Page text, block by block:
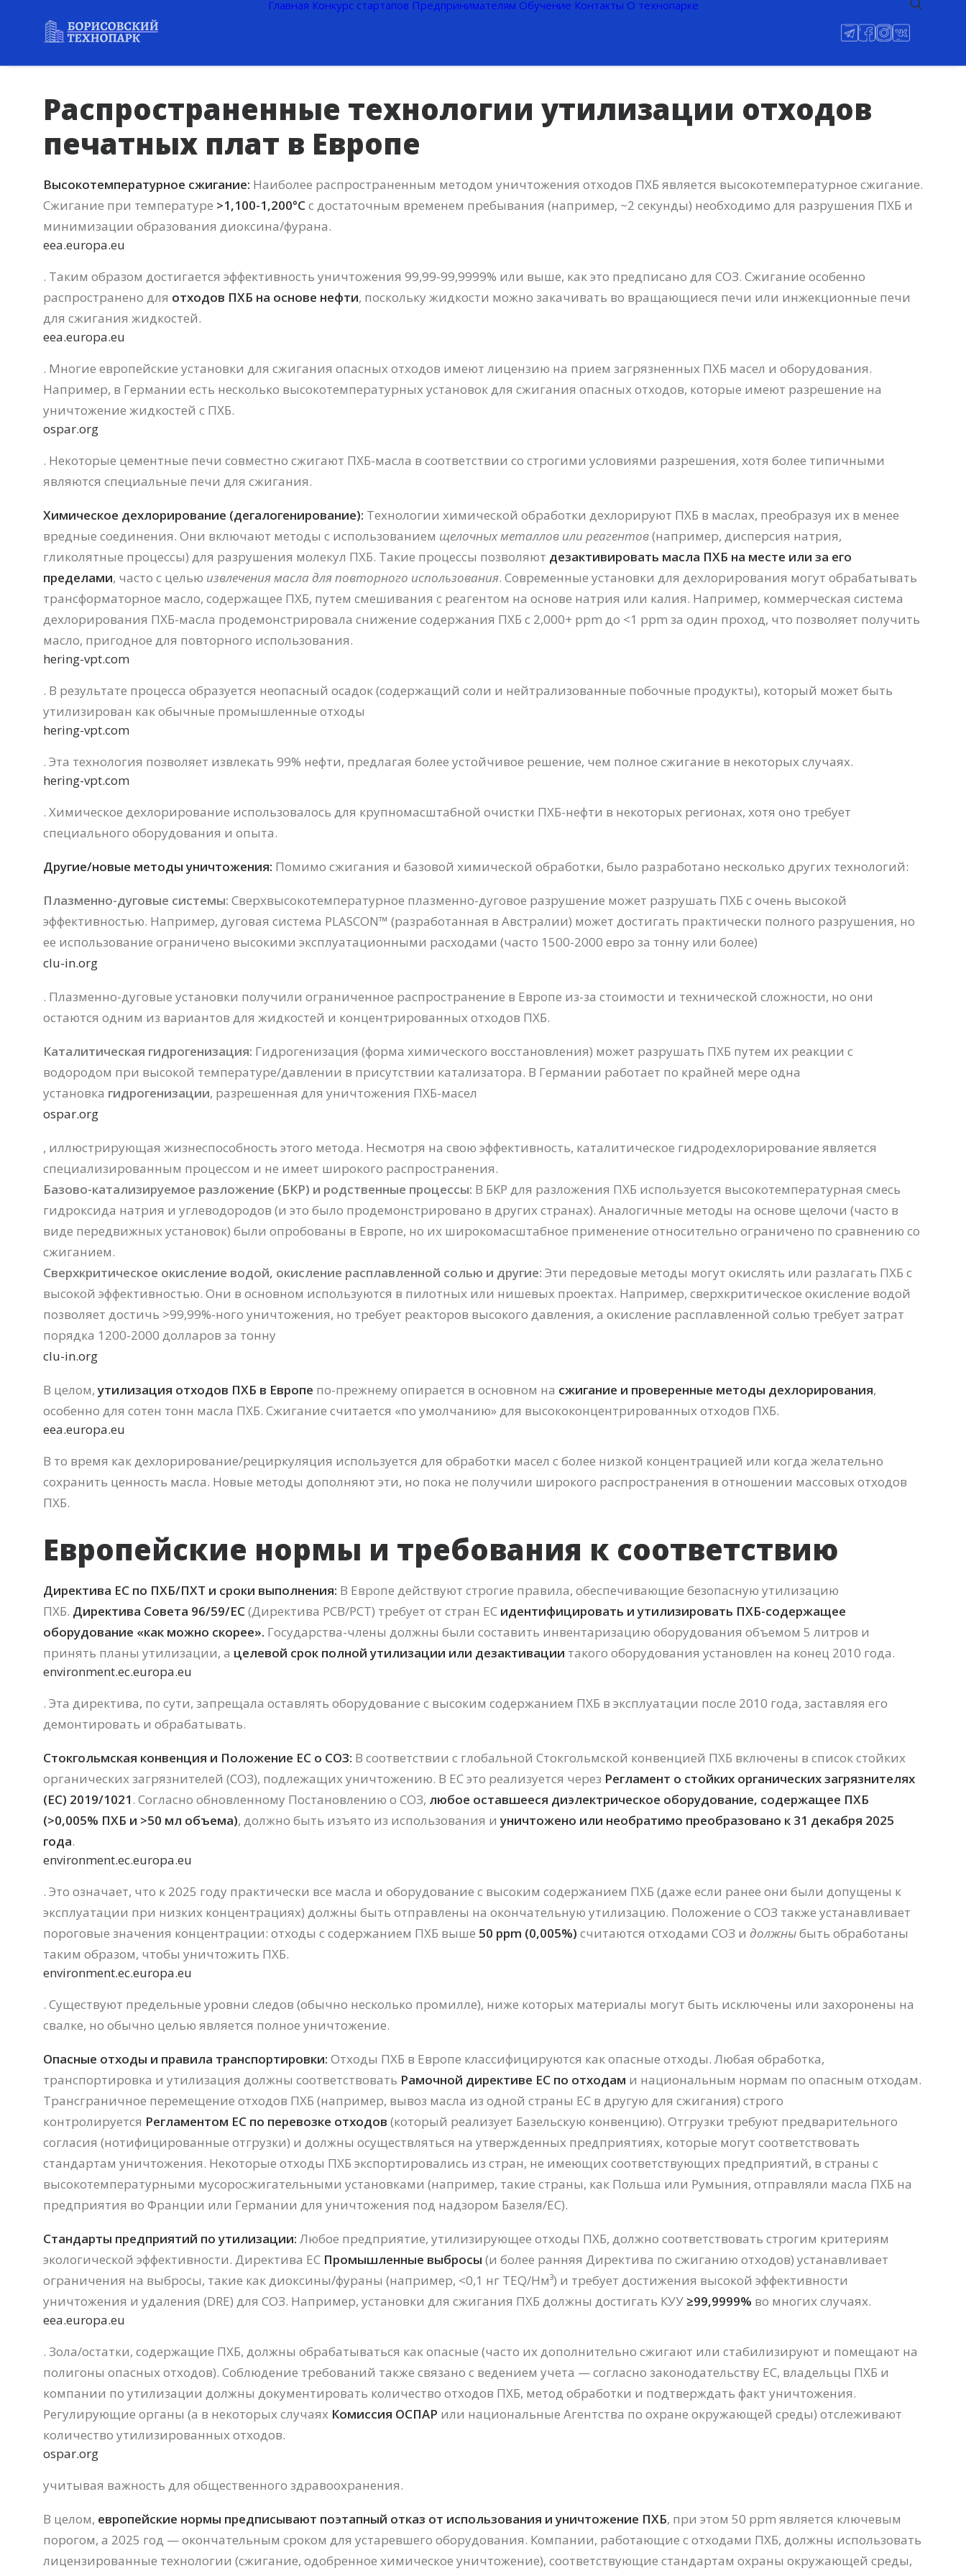
Главная Конкурс стартапов Предпринимателям Обучение Контакты О технопарке
Распространенные технологии утилизации отходов
печатных плат в Европе
Высокотемпературное сжигание: Наиболее распространенным методом уничтожения отходов ПХБ является высокотемпературное сжигание.
Сжигание при температуре >1,100-1,200°Cс достаточным временем пребывания (например, ~2 секунды) необходимо для разрушения ПХБ и
минимизации образования диоксина/фурана.
eea.europa.eu
. Таким образом достигается эффективность уничтожения 99,99-99,9999% или выше, как это предписано для СОЗ. Сжигание особенно
распространено для отходов ПХБ на основе нефти, поскольку жидкости можно закачивать во вращающиеся печи или инжекционные печи
для сжигания жидкостей.
eea.europa.eu
. Многие европейские установки для сжигания опасных отходов имеют лицензию на прием загрязненных ПХБ масел и оборудования.
Например, в Германии есть несколько высокотемпературных установок для сжигания опасных отходов, которые имеют разрешение на
уничтожение жидкостей с ПХБ.
ospar.org
. Некоторые цементные печи совместно сжигают ПХБ-масла в соответствии со строгими условиями разрешения, хотя более типичными
являются специальные печи для сжигания.
Химическое дехлорирование (дегалогенирование): Технологии химической обработки дехлорируют ПХБ в маслах, преобразуя их в менее
вредные соединения. Они включают методы с использованием щелочных металлов или реагентов(например, дисперсия натрия,
гликолятные процессы) для разрушения молекул ПХБ. Такие процессы позволяют дезактивировать масла ПХБ на месте или за его
пределами, часто с целью извлечения масла для повторного использования. Современные установки для дехлорирования могут обрабатывать
трансформаторное масло, содержащее ПХБ, путем смешивания с реагентом на основе натрия или калия. Например, коммерческая система
дехлорирования ПХБ-масла продемонстрировала снижение содержания ПХБ с 2,000+ ppm до <1 ppm за один проход, что позволяет получить
масло, пригодное для повторного использования.
hering-vpt.com
. В результате процесса образуется неопасный осадок (содержащий соли и нейтрализованные побочные продукты), который может быть
утилизирован как обычные промышленные отходы
hering-vpt.com
. Эта технология позволяет извлекать 99% нефти, предлагая более устойчивое решение, чем полное сжигание в некоторых случаях.
hering-vpt.com
. Химическое дехлорирование использовалось для крупномасштабной очистки ПХБ-нефти в некоторых регионах, хотя оно требует
специального оборудования и опыта.
Другие/новые методы уничтожения: Помимо сжигания и базовой химической обработки, было разработано несколько других технологий:
Плазменно-дуговые системы: Сверхвысокотемпературное плазменно-дуговое разрушение может разрушать ПХБ с очень высокой
эффективностью. Например, дуговая система PLASCON™ (разработанная в Австралии) может достигать практически полного разрушения, но
ее использование ограничено высокими эксплуатационными расходами (часто 1500-2000 евро за тонну или более)
clu-in.org
. Плазменно-дуговые установки получили ограниченное распространение в Европе из-за стоимости и технической сложности, но они
остаются одним из вариантов для жидкостей и концентрированных отходов ПХБ.
Каталитическая гидрогенизация: Гидрогенизация (форма химического восстановления) может разрушать ПХБ путем их реакции с
водородом при высокой температуре/давлении в присутствии катализатора. В Германии работает по крайней мере одна
установка гидрогенизации, разрешенная для уничтожения ПХБ-масел
ospar.org
, иллюстрирующая жизнеспособность этого метода. Несмотря на свою эффективность, каталитическое гидродехлорирование является
специализированным процессом и не имеет широкого распространения.
Базово-катализируемое разложение (БКР) и родственные процессы: В БКР для разложения ПХБ используется высокотемпературная смесь
гидроксида натрия и углеводородов (и это было продемонстрировано в других странах). Аналогичные методы на основе щелочи (часто в
виде передвижных установок) были опробованы в Европе, но их широкомасштабное применение относительно ограничено по сравнению со
сжиганием.
Сверхкритическое окисление водой, окисление расплавленной солью и другие: Эти передовые методы могут окислять или разлагать ПХБ с
высокой эффективностью. Они в основном используются в пилотных или нишевых проектах. Например, сверхкритическое окисление водой
позволяет достичь >99,99%-ного уничтожения, но требует реакторов высокого давления, а окисление расплавленной солью требует затрат
порядка 1200-2000 долларов за тонну
clu-in.org
В целом,утилизация отходов ПХБ в Европе по-прежнему опирается в основном на сжигание и проверенные методы дехлорирования,
особенно для сотен тонн масла ПХБ. Сжигание считается «по умолчанию» для высококонцентрированных отходов ПХБ.
eea.europa.eu
В то время как дехлорирование/рециркуляция используется для обработки масел с более низкой концентрацией или когда желательно
сохранить ценность масла. Новые методы дополняют эти, но пока не получили широкого распространения в отношении массовых отходов
ПХБ.
Европейские нормы и требования к соответствию
Директива ЕС по ПХБ/ПХТ и сроки выполнения: В Европе действуют строгие правила, обеспечивающие безопасную утилизацию
ПХБ. Директива Совета 96/59/EC(Директива PCB/PCT) требует от стран ЕС идентифицировать и утилизировать ПХБ-содержащее
оборудование «как можно скорее». Государства-члены должны были составить инвентаризацию оборудования объемом 5 литров и
принять планы утилизации, а целевой срок полной утилизации или дезактивации такого оборудования установлен на конец 2010 года.
environment.ec.europa.eu
. Эта директива, по сути, запрещала оставлять оборудование с высоким содержанием ПХБ в эксплуатации после 2010 года, заставляя его
демонтировать и обрабатывать.
Стокгольмская конвенция и Положение ЕС о СОЗ: В соответствии с глобальной Стокгольмской конвенцией ПХБ включены в список стойких
органических загрязнителей (СОЗ), подлежащих уничтожению. В ЕС это реализуется через Регламент о стойких органических загрязнителях
(ЕС) 2019/1021. Согласно обновленному Постановлению о СОЗ, любое оставшееся диэлектрическое оборудование, содержащее ПХБ
(>0,005% ПХБ и >50 мл объема), должно быть изъято из использования иуничтожено или необратимо преобразовано к 31 декабря 2025
года.
environment.ec.europa.eu
. Это означает, что к 2025 году практически все масла и оборудование с высоким содержанием ПХБ (даже если ранее они были допущены к
эксплуатации при низких концентрациях) должны быть отправлены на окончательную утилизацию. Положение о СОЗ также устанавливает
пороговые значения концентрации: отходы с содержанием ПХБ выше 50 ppm (0,005%) считаются отходами СОЗ и должныбыть обработаны
таким образом, чтобы уничтожить ПХБ.
environment.ec.europa.eu
. Существуют предельные уровни следов (обычно несколько промилле), ниже которых материалы могут быть исключены или захоронены на
свалке, но обычно целью является полное уничтожение.
Опасные отходы и правила транспортировки: Отходы ПХБ в Европе классифицируются как опасные отходы. Любая обработка,
транспортировка и утилизация должны соответствовать Рамочной директиве ЕС по отходам и национальным нормам по опасным отходам.
Трансграничное перемещение отходов ПХБ (например, вывоз масла из одной страны ЕС в другую для сжигания) строго
контролируется Регламентом ЕС по перевозке отходов (который реализует Базельскую конвенцию). Отгрузки требуют предварительного
согласия (нотифицированные отгрузки) и должны осуществляться на утвержденных предприятиях, которые могут соответствовать
стандартам уничтожения. Некоторые отходы ПХБ экспортировались из стран, не имеющих соответствующих предприятий, в страны с
высокотемпературными мусоросжигательными установками (например, такие страны, как Польша или Румыния, отправляли масла ПХБ на
предприятия во Франции или Германии для уничтожения под надзором Базеля/ЕС).
Стандарты предприятий по утилизации: Любое предприятие, утилизирующее отходы ПХБ, должно соответствовать строгим критериям
экологической эффективности. Директива ЕС Промышленные выбросы (и более ранняя Директива по сжиганию отходов) устанавливает
ограничения на выбросы, такие как диоксины/фураны (например, <0,1 нг TEQ/Нм³) и требует достижения высокой эффективности
уничтожения и удаления (DRE) для СОЗ. Например, установки для сжигания ПХБ должны достигать КУУ ≥99,9999% во многих случаях.
eea.europa.eu
. Зола/остатки, содержащие ПХБ, должны обрабатываться как опасные (часто их дополнительно сжигают или стабилизируют и помещают на
полигоны опасных отходов). Соблюдение требований также связано с ведением учета — согласно законодательству ЕС, владельцы ПХБ и
компании по утилизации должны документировать количество отходов ПХБ, метод обработки и подтверждать факт уничтожения.
Регулирующие органы (а в некоторых случаях Комиссия ОСПАР или национальные Агентства по охране окружающей среды) отслеживают
количество утилизированных отходов.
ospar.org
учитывая важность для общественного здравоохранения.
В целом, европейские нормы предписывают поэтапный отказ от использования и уничтожение ПХБ, при этом 50 ppm является ключевым
порогом, а 2025 год — окончательным сроком для устаревшего оборудования. Компании, работающие с отходами ПХБ, должны использовать
лицензированные технологии (сжигание, одобренное химическое уничтожение), соответствующие стандартам охраны окружающей среды,